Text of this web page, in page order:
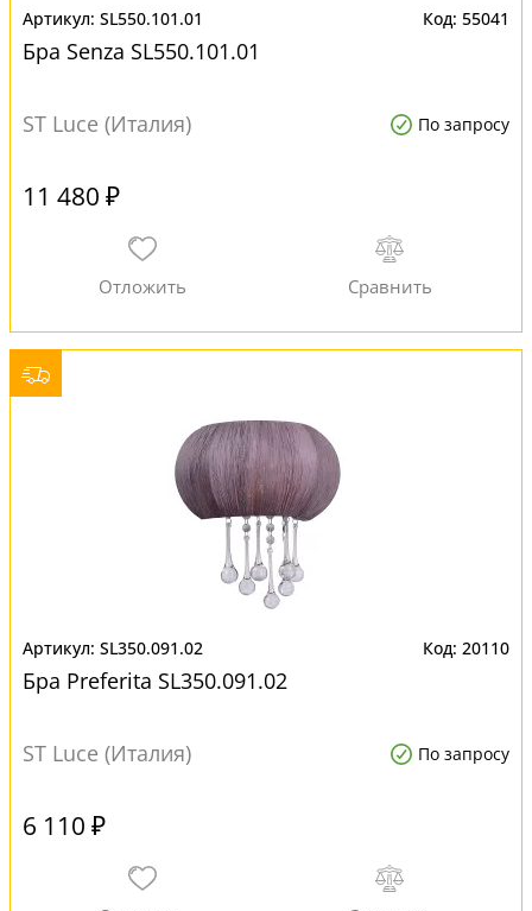
SL550.101.01 55041
Бра Senza SL550.101.01
ST Luce (Италия) По запросу
11 480 ₽
SL350.091.02 20110
Бра Preferita SL350.091.02
ST Luce (Италия) По запросу
6 110 ₽